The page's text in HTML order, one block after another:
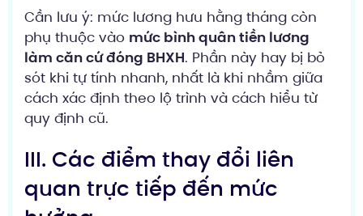
Cần lưu ý: mức lương hưu hằng tháng còn
phụ thuộc vào mức bình quân tiền lương
làm căn cứ đóng BHXH. Phần này hay bị bỏ
sót khi tự tính nhanh, nhất là khi nhầm giữa
cách xác định theo lộ trình và cách hiểu từ
quy định cũ.
III. Các điểm thay đổi liên
quan trực tiếp đến mức